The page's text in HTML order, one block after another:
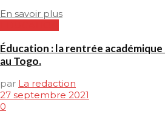
En savoir plus
Éducation : la rentrée
au Togo.
par La redaction
27 septembre 2021
0